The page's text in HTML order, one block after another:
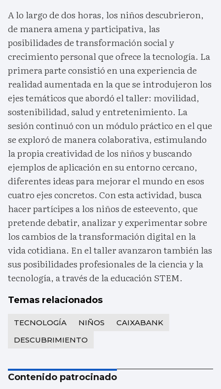
A lo largo de dos horas, los niños descubrieron,
de manera amena y participativa, las
posibilidades de transformación social y
crecimiento personal que ofrece la tecnología. La
primera parte consistió en una experiencia de
realidad aumentada en la que se introdujeron los
ejes temáticos que abordó el taller: movilidad,
sostenibilidad, salud y entretenimiento. La
sesión continuó con un módulo práctico en el que
se exploró de manera colaborativa, estimulando
la propia creatividad de los niños y buscando
ejemplos de aplicación en su entorno cercano,
diferentes ideas para mejorar el mundo en esos
cuatro ejes concretos. Con esta actividad, busca
hacer partícipes a los niños de esteevento, que
pretende debatir, analizar y experimentar sobre
los cambios de la transformación digital en la
vida cotidiana. En el taller avanzaron también las
sus posibilidades profesionales de la ciencia y la
tecnología, a través de la educación STEM.
Temas relacionados
TECNOLOGÍA NIÑOS
CAIXABANK
DESCUBRIMIENTO
Contenido patrocinado